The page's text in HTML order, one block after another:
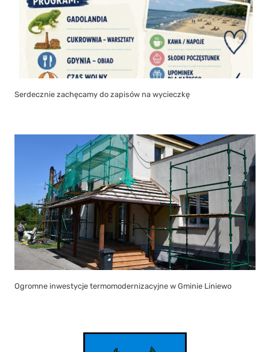
Serdecznie zachęcamy do zapisów na wycieczkę
Ogromne inwestycje termomodernizacyjne w Gminie Liniewo